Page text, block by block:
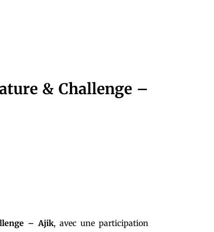
& Challenge –
– Ajik, avec une participation